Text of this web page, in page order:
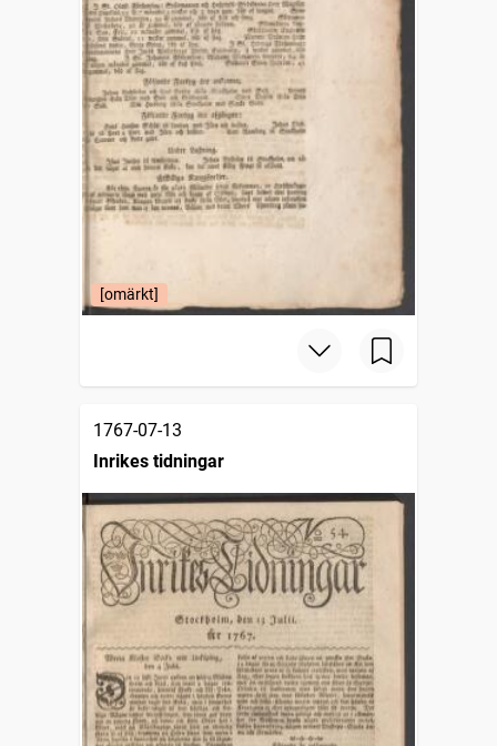
[omärkt]
1767-07-13
Inrikes tidningar